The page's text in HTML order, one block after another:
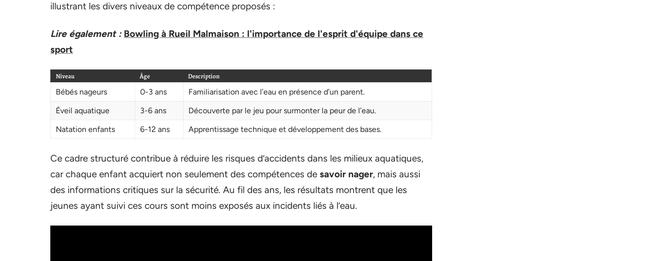
illustrant les divers niveaux de compétence proposés :
Lire également : Bowling à Rueil Malmaison : l'importance de l'esprit d'équipe dans ce
sport
Niveau Âge Description
Bébés nageurs 0-3 ans
Familiarisation avec l’eau en présence d’un parent.
Éveil aquatique
3-6 ans
Découverte par le jeu pour surmonter la peur de l’eau.
Natation enfants
6-12 ans Apprentissage technique et développement des bases.
Ce cadre structuré contribue à réduire les risques d’accidents dans les milieux aquatiques,
car chaque enfant acquiert non seulement des compétences de savoir nager, mais aussi
des informations critiques sur la sécurité. Au fil des ans, les résultats montrent que les
jeunes ayant suivi ces cours sont moins exposés aux incidents liés à l’eau.